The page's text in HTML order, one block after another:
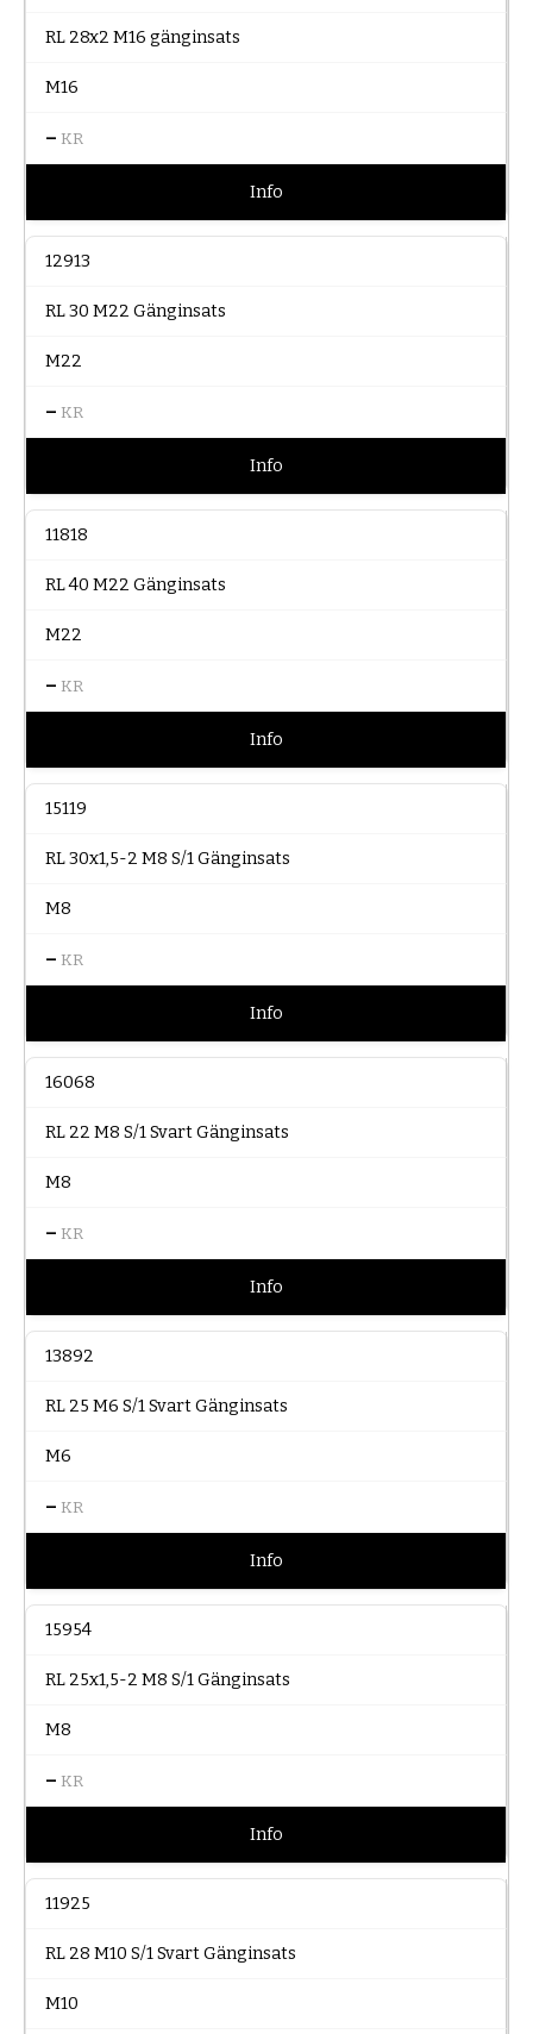
RL 28x2 M16 gänginsats
M16
– KR
Info
12913
RL 30 M22 Gänginsats
M22
– KR
Info
11818
RL 40 M22 Gänginsats
M22
– KR
Info
15119
RL 30x1,5-2 M8 S/1 Gänginsats
M8
– KR
Info
16068
RL 22 M8 S/1 Svart Gänginsats
M8
– KR
Info
13892
RL 25 M6 S/1 Svart Gänginsats
M6
– KR
Info
15954
RL 25x1,5-2 M8 S/1 Gänginsats
M8
– KR
Info
11925
RL 28 M10 S/1 Svart Gänginsats
M10